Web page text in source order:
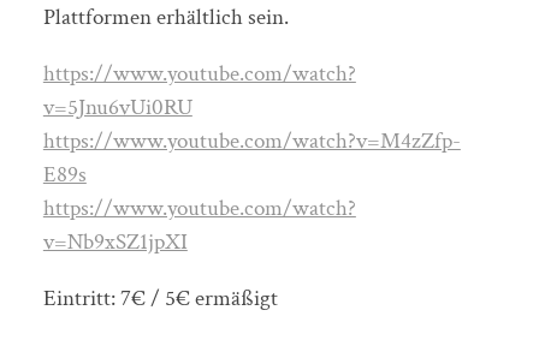
Plattformen erhältlich sein.
https://www.youtube.com/watch?
v=5Jnu6vUi0RU
https://www.youtube.com/watch?v=M4zZfp-
E89s
https://www.youtube.com/watch?
v=Nb9xSZ1jpXI
Eintritt: 7€ / 5€ ermäßigt